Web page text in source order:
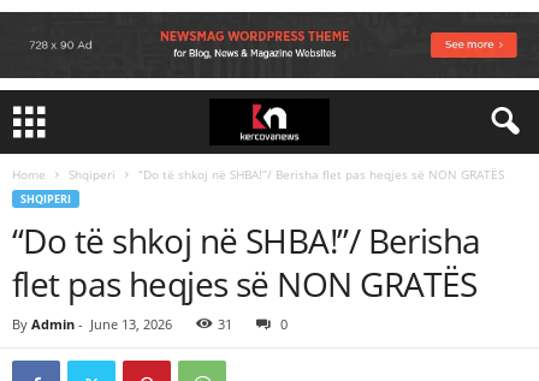
Home Shqiperi “Do të shkoj në SHBA!”/ Berisha flet pas heqjes së NON GRATËS
SHQIPERI
“Do të shkoj në SHBA!”/ Berisha
flet pas heqjes së NON GRATËS
By Admin - June 13, 2026 31 0